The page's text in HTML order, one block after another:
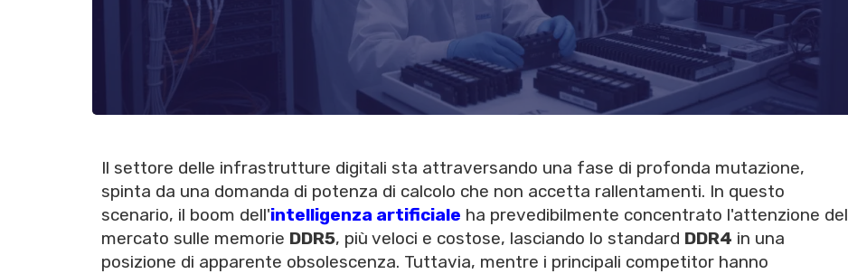
Il settore delle infrastrutture digitali sta attraversando una fase di profonda mutazione,
spinta da una domanda di potenza di calcolo che non accetta rallentamenti. In questo
scenario, il boom dell'intelligenza artificiale ha prevedibilmente concentrato l'attenzione del
mercato sulle memorie DDR5, più veloci e costose, lasciando lo standard DDR4 in una
posizione di apparente obsolescenza. Tuttavia, mentre i principali competitor hanno